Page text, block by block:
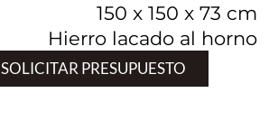
150 x 150 x 73 cm
Hierro lacado al horno
SOLICITAR PRESUPUESTO